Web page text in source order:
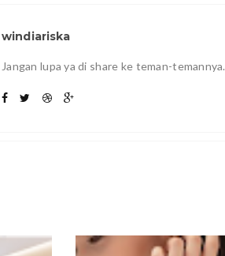
windiariska
Jangan lupa ya di share ke teman-temannya.